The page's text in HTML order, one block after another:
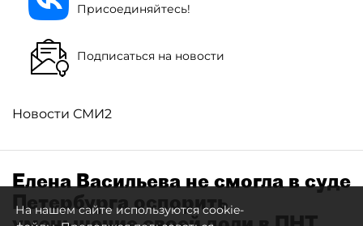
Присоединяйтесь!
Подписаться на новости
Новости СМИ2
Елена Васильева не смогла в суде
Петербурга оспорить
На нашем сайте используются cookie-